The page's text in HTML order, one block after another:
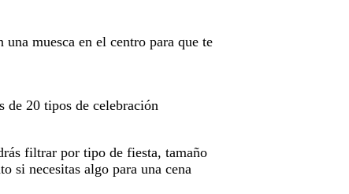
muesca en el centro para que te
de 20 tipos de celebración
filtrar por tipo de fiesta, tamaño
si necesitas algo para una cena